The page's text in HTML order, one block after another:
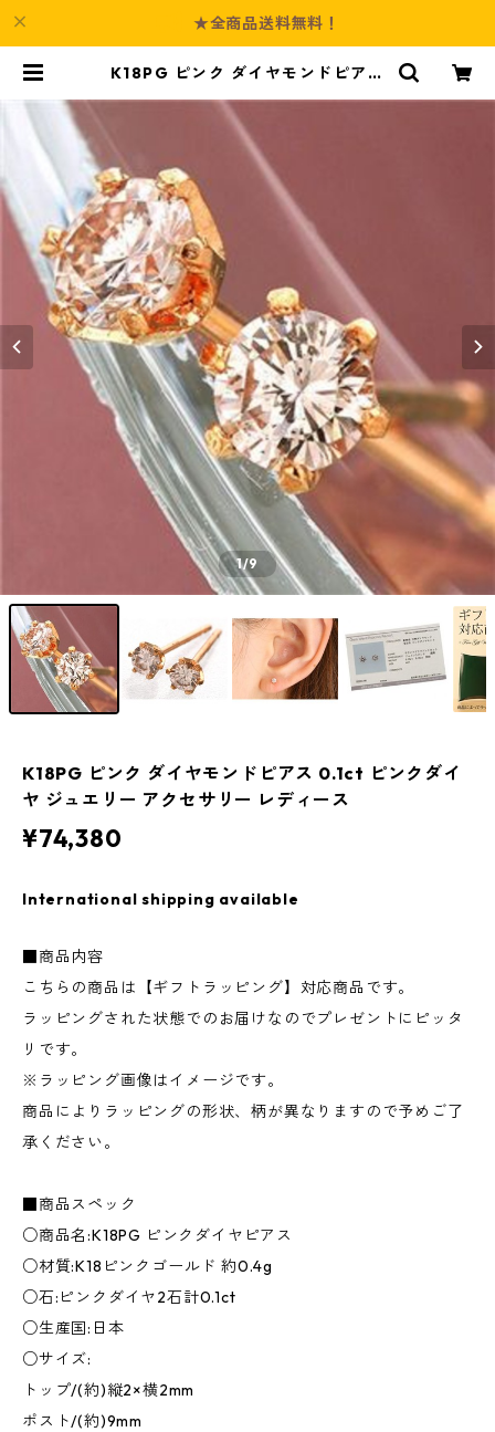
★全商品送料無料！
K18PG ピンク ダイヤモンドピアス
セサリー レディース | Culture-Bo
oth
1/9
K18PG ピンク ダイヤモンドピアス 0.1ct ピンクダイ
ヤ ジュエリー アクセサリー レディース
¥74,380
International shipping available
■商品内容
こちらの商品は【ギフトラッピング】対応商品です。
ラッピングされた状態でのお届けなのでプレゼントにピッタ
リです。
※ラッピング画像はイメージです。
商品によりラッピングの形状、柄が異なりますので予めご了
承ください。
■商品スペック
○商品名:K18PG ピンクダイヤピアス
○材質:K18ピンクゴールド 約0.4g
○石:ピンクダイヤ2石計0.1ct
○生産国:日本
○サイズ:
トップ/(約)縦2×横2mm
ポスト/(約)9mm